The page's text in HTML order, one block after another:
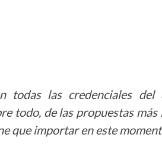
todas las credenciales del
todo, de las propuestas
que importar en este